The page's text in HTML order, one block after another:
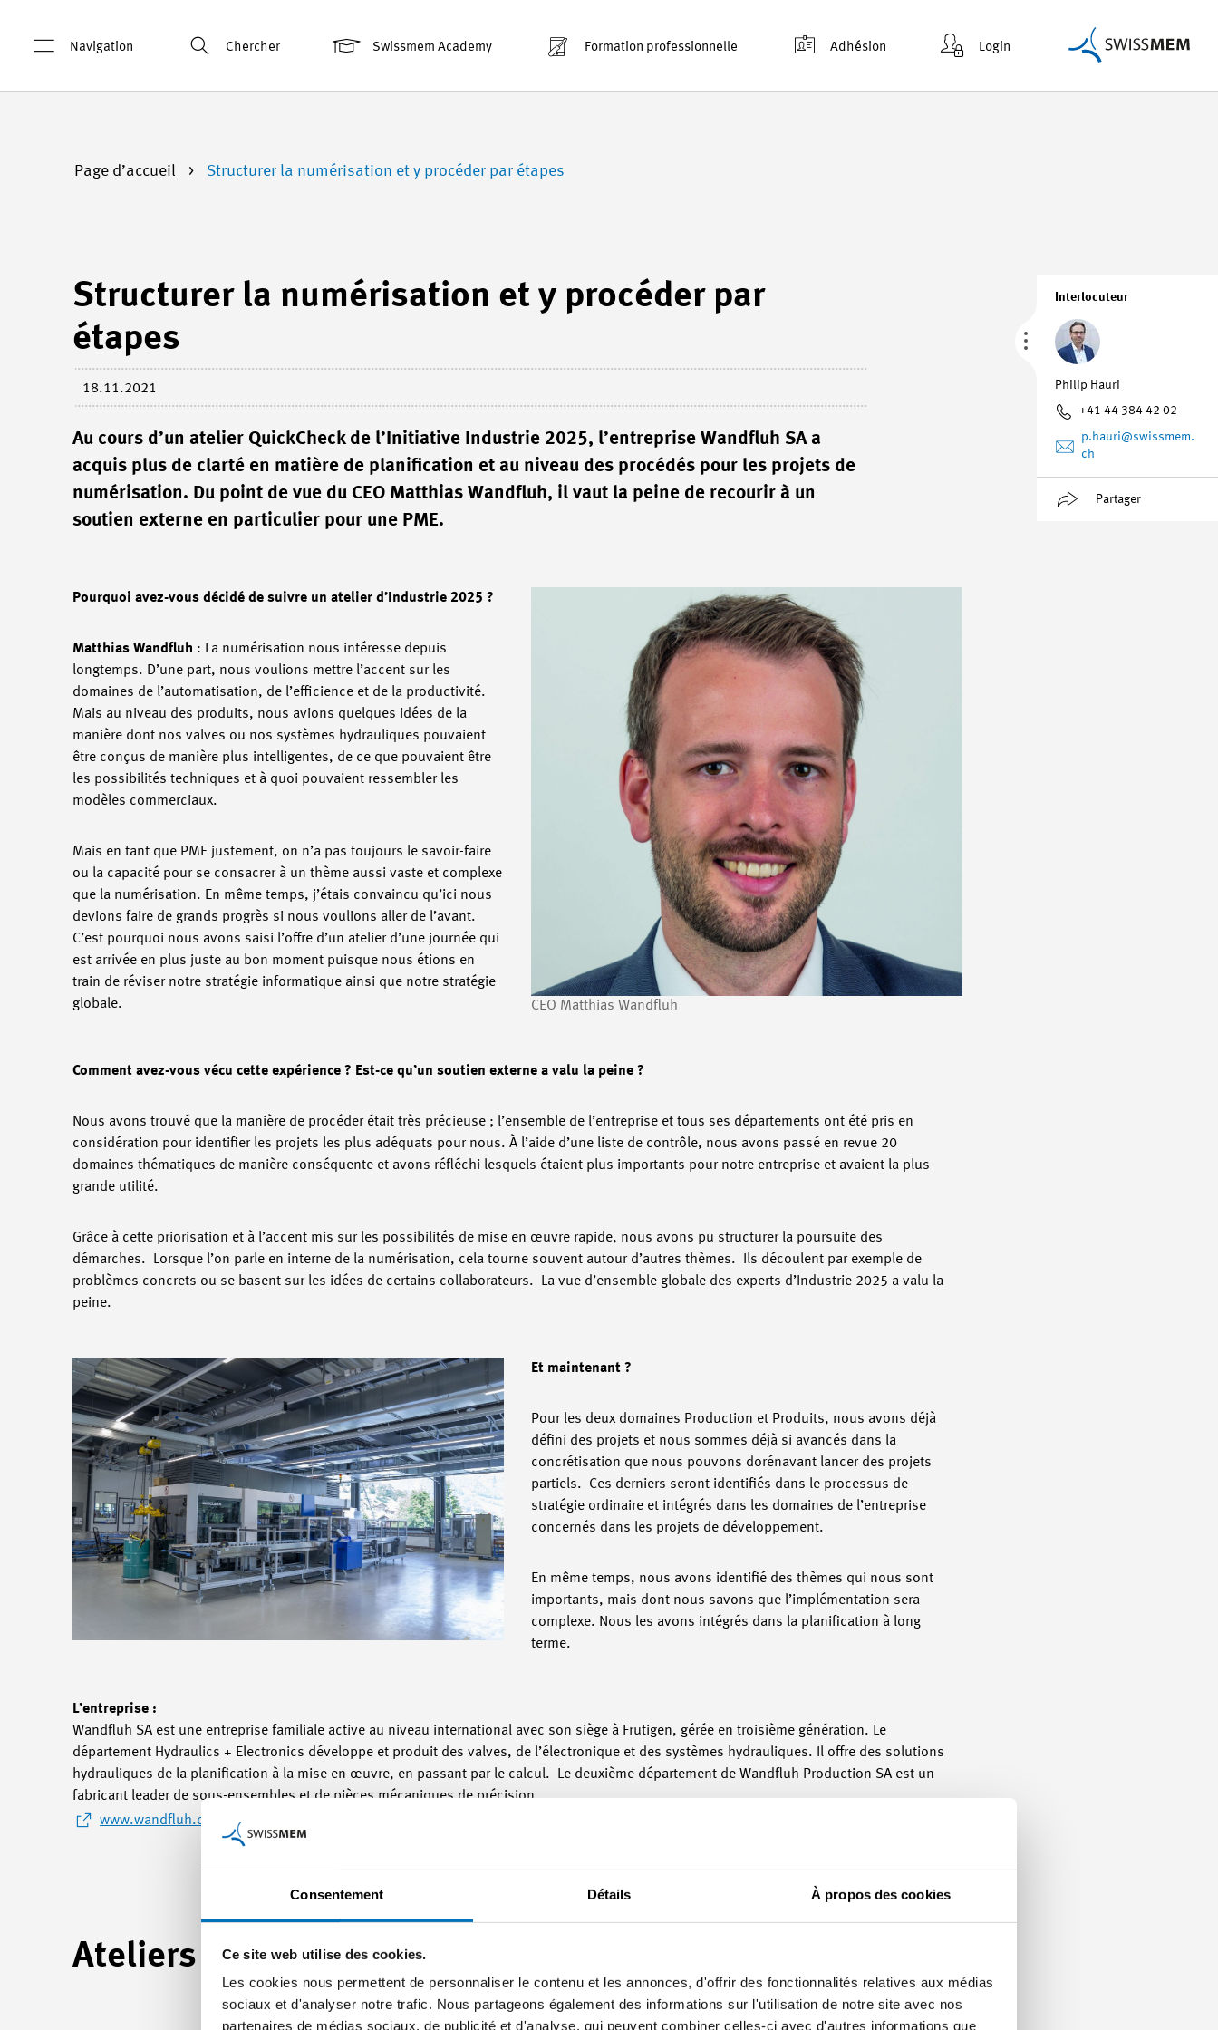
Consentement Détails À propos des cookies
Ce site web utilise des cookies.
Les cookies nous permettent de personnaliser le contenu et les annonces, d'offrir des fonctionnalités relatives aux médias
sociaux et d'analyser notre trafic. Nous partageons également des informations sur l'utilisation de notre site avec nos
partenaires de médias sociaux, de publicité et d'analyse, qui peuvent combiner celles-ci avec d'autres informations que
Navigation Chercher Swissmem Academy Formation professionnelle Adhésion Login
Page d’accueil Structurer la numérisation et y procéder par étapes
Interlocuteur
Philip Hauri
+41 44 384 42 02
p.hauri@swissmem.
ch
Partager
Structurer la numérisation et y procéder par
étapes
18.11.2021
Au cours d’un atelier QuickCheck de l’Initiative Industrie 2025, l’entreprise Wandfluh SA a
acquis plus de clarté en matière de planification et au niveau des procédés pour les projets de
numérisation. Du point de vue du CEO Matthias Wandfluh, il vaut la peine de recourir à un
soutien externe en particulier pour une PME.
CEO Matthias Wandfluh
Pourquoi avez-vous décidé de suivre un atelier d’Industrie 2025 ?
Matthias Wandfluh : La numérisation nous intéresse depuis
longtemps. D’une part, nous voulions mettre l’accent sur les
domaines de l’automatisation, de l’efficience et de la productivité.
Mais au niveau des produits, nous avions quelques idées de la
manière dont nos valves ou nos systèmes hydrauliques pouvaient
être conçus de manière plus intelligentes, de ce que pouvaient être
les possibilités techniques et à quoi pouvaient ressembler les
modèles commerciaux.
Mais en tant que PME justement, on n’a pas toujours le savoir-faire
ou la capacité pour se consacrer à un thème aussi vaste et complexe
que la numérisation. En même temps, j’étais convaincu qu’ici nous
devions faire de grands progrès si nous voulions aller de l’avant.
C’est pourquoi nous avons saisi l’offre d’un atelier d’une journée qui
est arrivée en plus juste au bon moment puisque nous étions en
train de réviser notre stratégie informatique ainsi que notre stratégie
globale.
Comment avez-vous vécu cette expérience ? Est-ce qu’un soutien externe a valu la peine ?
Nous avons trouvé que la manière de procéder était très précieuse ; l’ensemble de l’entreprise et tous ses départements ont été pris en
considération pour identifier les projets les plus adéquats pour nous. À l’aide d’une liste de contrôle, nous avons passé en revue 20
domaines thématiques de manière conséquente et avons réfléchi lesquels étaient plus importants pour notre entreprise et avaient la plus
grande utilité.
Grâce à cette priorisation et à l’accent mis sur les possibilités de mise en œuvre rapide, nous avons pu structurer la poursuite des
démarches. Lorsque l’on parle en interne de la numérisation, cela tourne souvent autour d’autres thèmes. Ils découlent par exemple de
problèmes concrets ou se basent sur les idées de certains collaborateurs. La vue d’ensemble globale des experts d’Industrie 2025 a valu la
peine.
Et maintenant ?
Pour les deux domaines Production et Produits, nous avons déjà
défini des projets et nous sommes déjà si avancés dans la
concrétisation que nous pouvons dorénavant lancer des projets
partiels. Ces derniers seront identifiés dans le processus de
stratégie ordinaire et intégrés dans les domaines de l’entreprise
concernés dans les projets de développement.
En même temps, nous avons identifié des thèmes qui nous sont
importants, mais dont nous savons que l’implémentation sera
complexe. Nous les avons intégrés dans la planification à long
terme.
L’entreprise :
Wandfluh SA est une entreprise familiale active au niveau international avec son siège à Frutigen, gérée en troisième génération. Le
département Hydraulics + Electronics développe et produit des valves, de l’électronique et des systèmes hydrauliques. Il offre des solutions
hydrauliques de la planification à la mise en œuvre, en passant par le calcul. Le deuxième département de Wandfluh Production SA est un
fabricant leader de sous-ensembles et de pièces mécaniques de précision.
www.wandfluh.com
Ateliers sur les thèmes de la numérisation